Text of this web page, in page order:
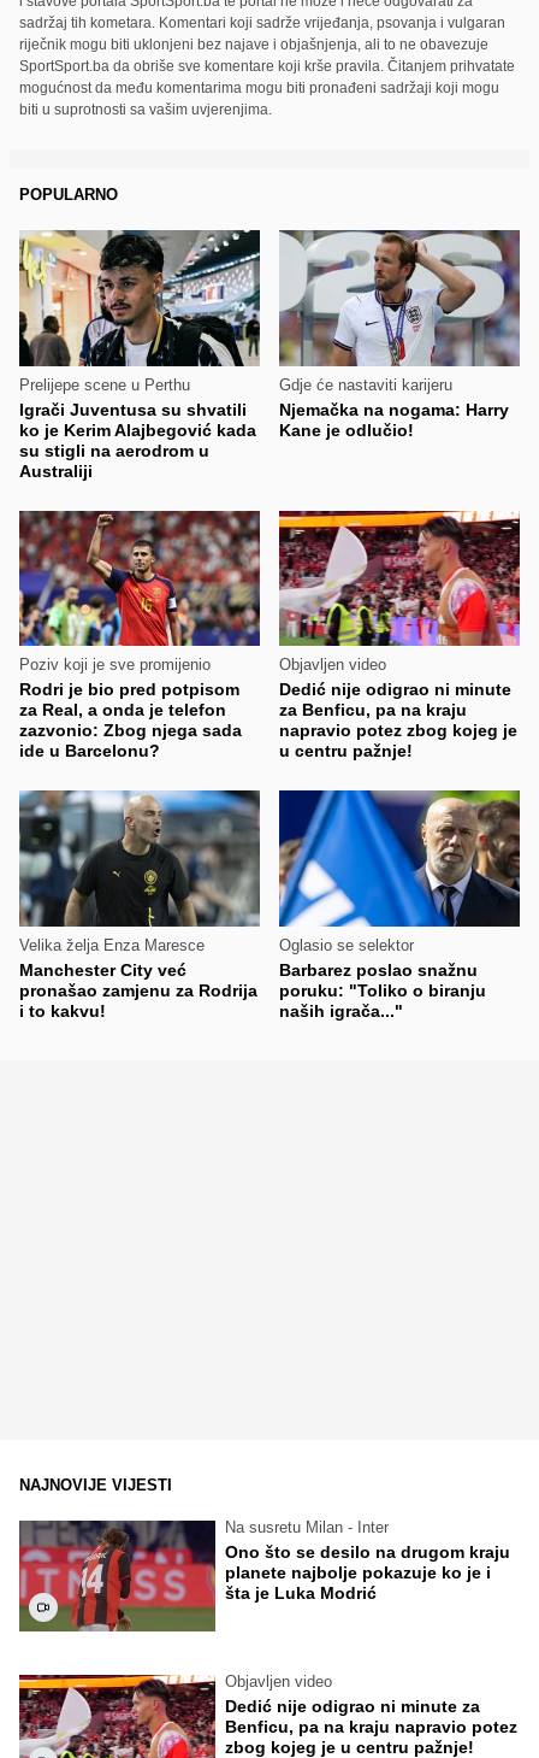
sadržaj tih kometara. Komentari koji sadrže vrijeđanja, psovanja i vulgaran
riječnik mogu biti uklonjeni bez najave i objašnjenja, ali to ne obavezuje
SportSport.ba da obriše sve komentare koji krše pravila. Čitanjem prihvatate
mogućnost da među komentarima mogu biti pronađeni sadržaji koji mogu
biti u suprotnosti sa vašim uvjerenjima.
POPULARNO
Prelijepe scene u Perthu
Igrači Juventusa su shvatili
ko je Kerim Alajbegović kada
su stigli na aerodrom u
Australiji
Gdje će nastaviti karijeru
Njemačka na nogama: Harry
Kane je odlučio!
Poziv koji je sve promijenio
Rodri je bio pred potpisom
za Real, a onda je telefon
zazvonio: Zbog njega sada
ide u Barcelonu?
Objavljen video
Dedić nije odigrao ni minute
za Benficu, pa na kraju
napravio potez zbog kojeg je
u centru pažnje!
Velika želja Enza Maresce
Manchester City već
pronašao zamjenu za Rodrija
i to kakvu!
Oglasio se selektor
Barbarez poslao snažnu
poruku: "Toliko o biranju
naših igrača..."
NAJNOVIJE VIJESTI
Na susretu Milan - Inter
Ono što se desilo na drugom kraju
planete najbolje pokazuje ko je i
šta je Luka Modrić
Objavljen video
Dedić nije odigrao ni minute za
Benficu, pa na kraju napravio potez
zbog kojeg je u centru pažnje!